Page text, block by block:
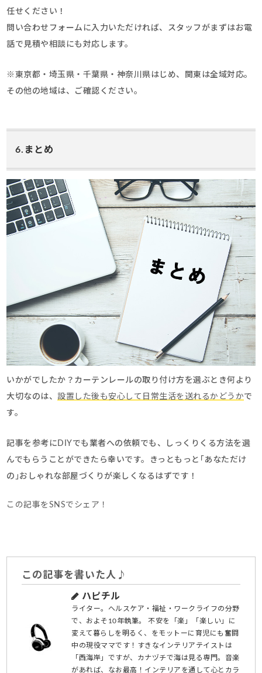
任せください！
問い合わせフォームに入力いただければ、スタッフがまずはお電
話で見積や相談にも対応します。
※東京都・埼玉県・千葉県・神奈川県はじめ、関東は全域対応。
その他の地域は、ご確認ください。
6.まとめ
いかがでしたか？カーテンレールの取り付け方を選ぶとき何より
大切なのは、 設置した後も安心して日常生活を送れるかどうかで
す。
記事を参考にDIYでも業者への依頼でも、しっくりくる方法を選
んでもらうことができたら幸いです。きっともっと｢あなただけ
の｣おしゃれな部屋づくりが楽しくなるはずです！
この記事をSNSでシェア！
この記事を書いた人♪
ハピチル
ライター。ヘルスケア・福祉・ワークライフの分野
で、およそ10年執筆。 不安を「楽」「楽しい」に
変えて暮らしを明るく、をモットーに育児にも奮闘
中の現役ママです！すきなインテリアテイストは
「西海岸」ですが、カナヅチで海は見る専門。音楽
があれば、なお最高！インテリアを通して心とカラ